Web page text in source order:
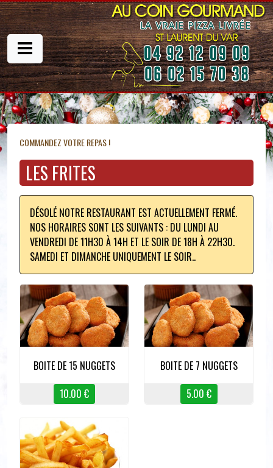
COMMANDEZ VOTRE REPAS !
LES FRITES
DÉSOLÉ NOTRE RESTAURANT EST ACTUELLEMENT FERMÉ.
NOS HORAIRES SONT LES SUIVANTS : DU LUNDI AU
VENDREDI DE 11H30 À 14H ET LE SOIR DE 18H À 22H30.
SAMEDI ET DIMANCHE UNIQUEMENT LE SOIR..
BOITE DE 15 NUGGETS
10.00 €
BOITE DE 7 NUGGETS
5.00 €